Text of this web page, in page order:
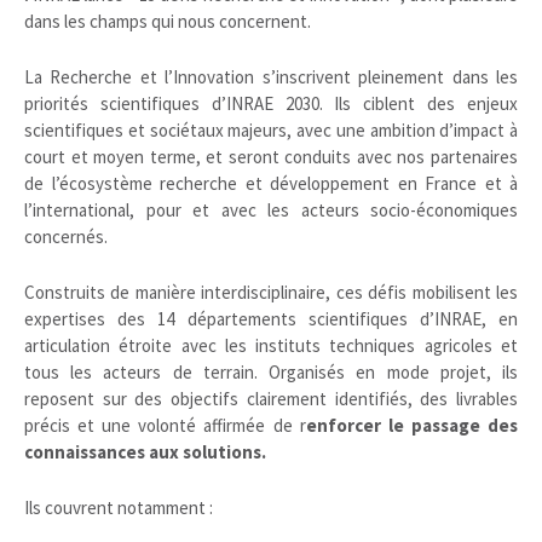
dans les champs qui nous concernent.
La Recherche et l’Innovation s’inscrivent pleinement dans les
priorités scientifiques d’INRAE 2030. Ils ciblent des enjeux
scientifiques et sociétaux majeurs, avec une ambition d’impact à
court et moyen terme, et seront conduits avec nos partenaires
de l’écosystème recherche et développement en France et à
l’international, pour et avec les acteurs socio-économiques
concernés.
Construits de manière interdisciplinaire, ces défis mobilisent les
expertises des 14 départements scientifiques d’INRAE, en
articulation étroite avec les instituts techniques agricoles et
tous les acteurs de terrain. Organisés en mode projet, ils
reposent sur des objectifs clairement identifiés, des livrables
précis et une volonté affirmée de renforcer le passage des
connaissances aux solutions.
Ils couvrent notamment :